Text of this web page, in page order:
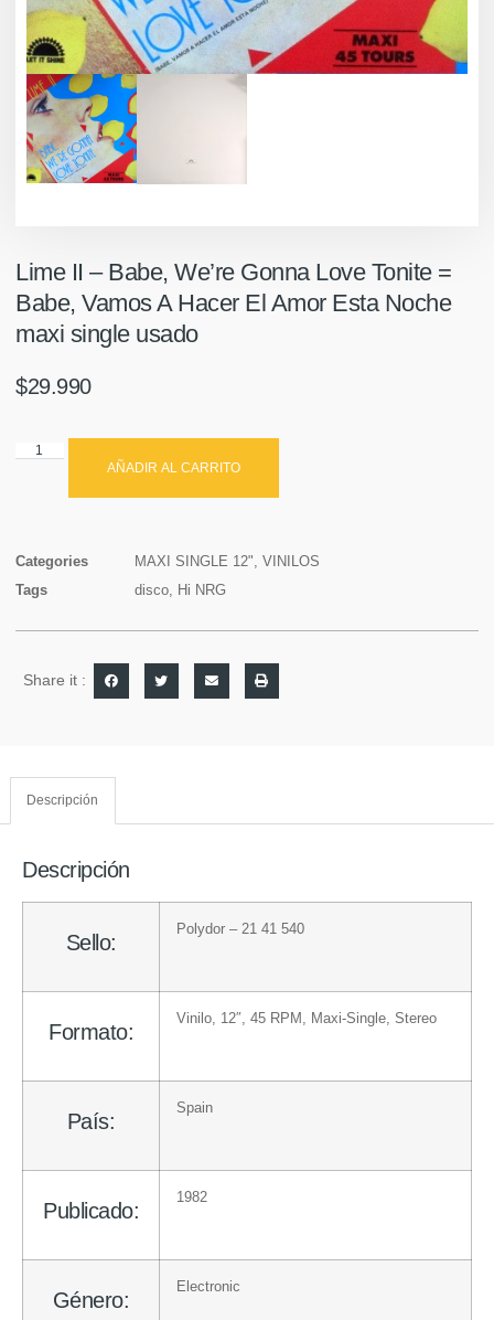
Lime II – Babe, We’re Gonna Love Tonite =
Babe, Vamos A Hacer El Amor Esta Noche
maxi single usado
$29.990
AÑADIR AL CARRITO
Categories MAXI SINGLE 12", VINILOS
Tags
disco, Hi NRG
Share it :
Descripción
Descripción
Sello:
Polydor – 21 41 540
Formato:
Vinilo , 12″, 45 RPM, Maxi-Single, Stereo
País:
Spain
Publicado:
1982
Género:
Electronic